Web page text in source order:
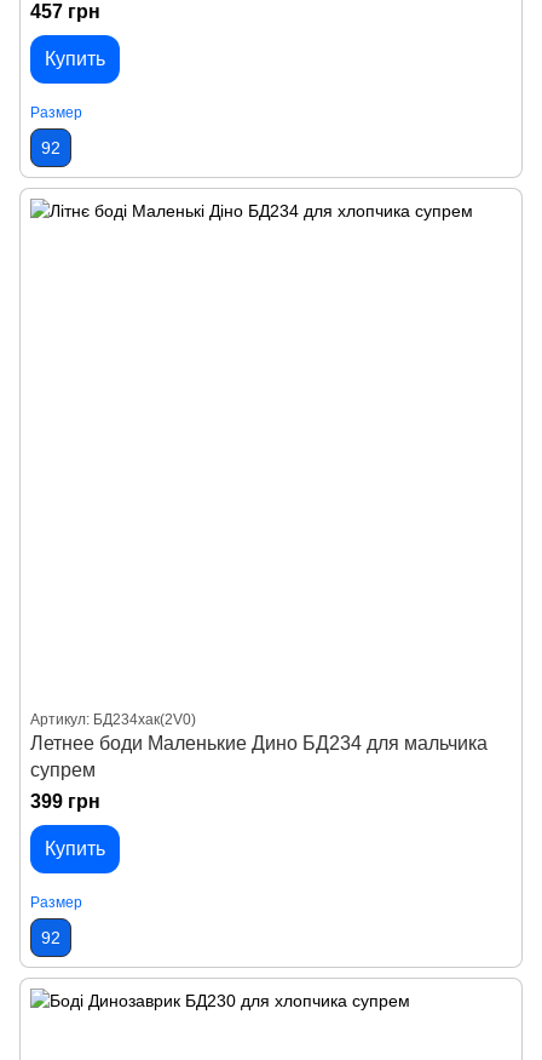
457 грн
Купить
Размер
92
Артикул: БД234хак(2V0)
Летнее боди Маленькие Дино БД234 для мальчика
супрем
399 грн
Купить
Размер
92